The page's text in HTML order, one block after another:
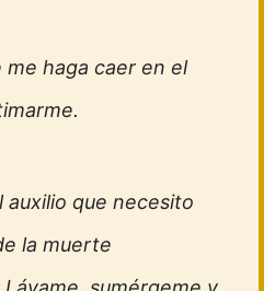
haga caer en el
auxilio que necesito
la muerte